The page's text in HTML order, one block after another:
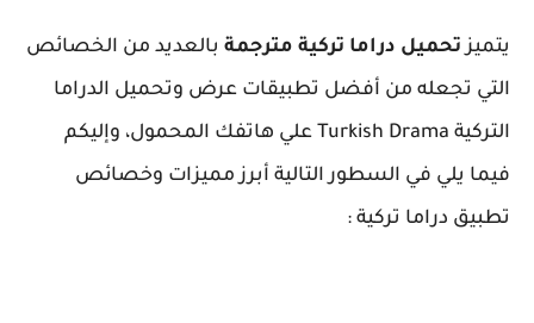
يتميزتحميل دراما تركية مترجمة بالعديد من الخصائص
التي تجعله من أفضل تطبيقات عرض وتحميل الدراما
التركية Turkish Drama علي هاتفك المحمول، وإليكم
فيما يلي في السطور التالية أبرز مميزات وخصائص
تطبيق دراما تركية :